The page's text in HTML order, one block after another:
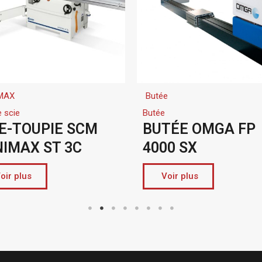
scie
TOUPIE SCM
ST 3C
plus
Butée
Butée
BUTÉE OMGA FP
4000 SX
Voir plus